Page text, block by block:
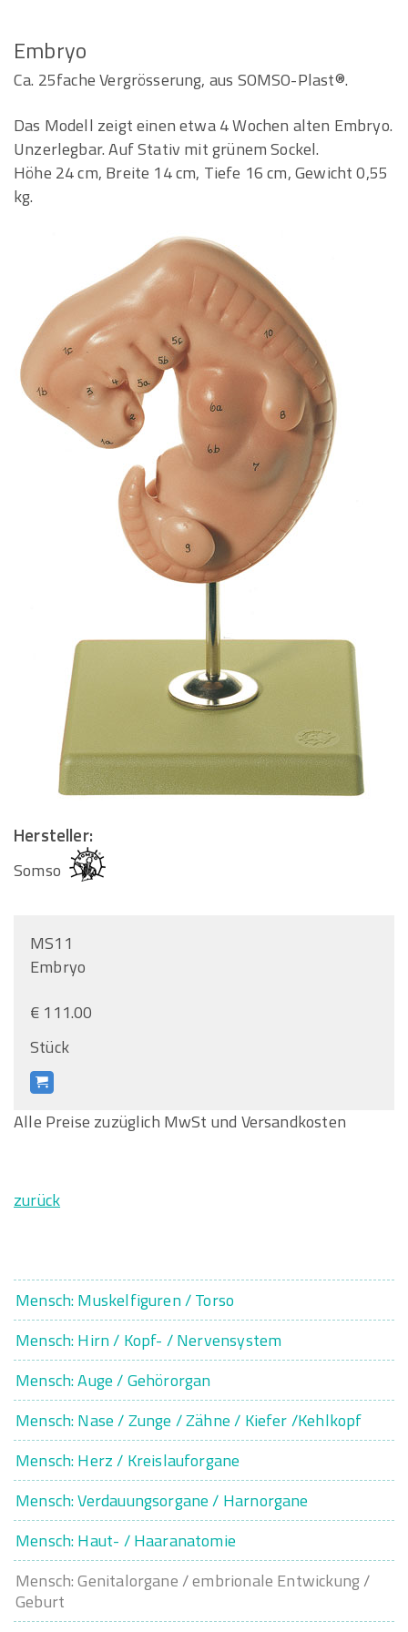
Embryo
Ca. 25fache Vergrösserung, aus SOMSO-Plast®.
Das Modell zeigt einen etwa 4 Wochen alten Embryo.
Unzerlegbar. Auf Stativ mit grünem Sockel.
Höhe 24 cm, Breite 14 cm, Tiefe 16 cm, Gewicht 0,55
kg.
Hersteller:
Somso
MS11
Embryo
€ 111.00
Stück
Alle Preise zuzüglich MwSt und Versandkosten
zurück
Mensch: Muskelfiguren / Torso
Mensch: Hirn / Kopf- / Nervensystem
Mensch: Auge / Gehörorgan
Mensch: Nase / Zunge / Zähne / Kiefer /Kehlkopf
Mensch: Herz / Kreislauforgane
Mensch: Verdauungsorgane / Harnorgane
Mensch: Haut- / Haaranatomie
Mensch: Genitalorgane / embrionale Entwickung /
Geburt